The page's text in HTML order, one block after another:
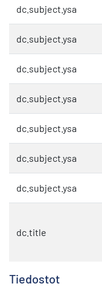
dc.subject.ysa
dc.subject.ysa
dc.subject.ysa
dc.subject.ysa
dc.subject.ysa
dc.subject.ysa
dc.subject.ysa
dc.title
Tiedostot